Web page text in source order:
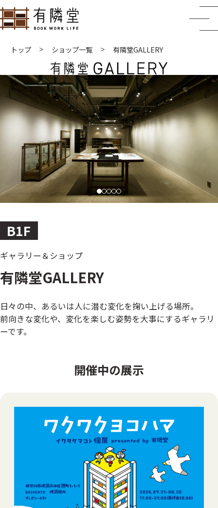
トップ ショップ一覧 有隣堂GALLERY
B1F
ギャラリー＆ショップ
有隣堂GALLERY
日々の中、あるいは人に潜む変化を掬い上げる場所。
前向きな変化や、変化を楽しむ姿勢を大事にするギャラリ
ーです。
開催中の展示